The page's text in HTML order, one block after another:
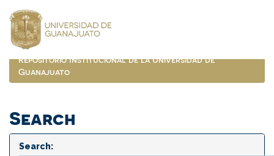
navigation
Repositorio Institucional de la Universidad de
Guanajuato
Search
Search: